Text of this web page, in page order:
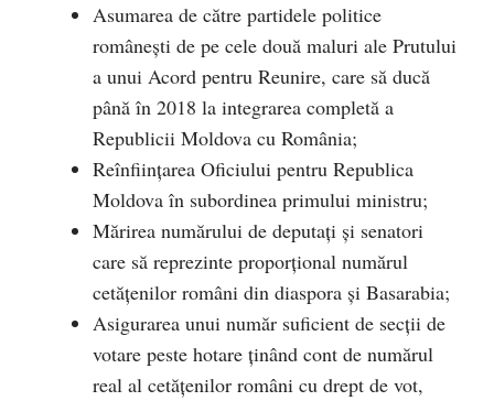
Asumarea de către partidele politice
româneşti de pe cele două maluri ale Prutului
a unui Acord pentru Reunire, care să ducă
până în 2018 la integrarea completă a
Republicii Moldova cu România;
Reînființarea Oficiului pentru Republica
Moldova în subordinea primului ministru;
Mărirea numărului de deputați și senatori
care să reprezinte proporțional numărul
cetățenilor români din diaspora și Basarabia;
Asigurarea unui număr suficient de secții de
votare peste hotare ținând cont de numărul
real al cetățenilor români cu drept de vot,